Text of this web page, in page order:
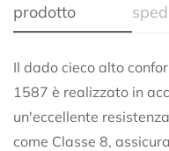
prodotto
Il dado cieco alto
1587 è realizzato in
un'eccellente
come Classe 8,